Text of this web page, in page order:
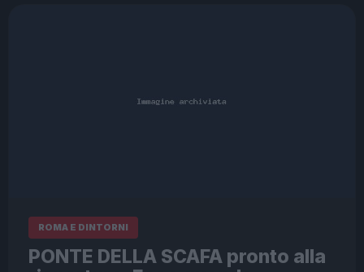
ROMA E DINTORNI
PONTE DELLA SCAFA pronto alla